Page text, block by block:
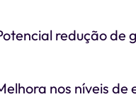
redução de
nos níveis de